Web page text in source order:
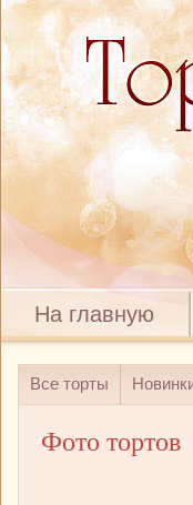
На главную
Все торты
Фото тортов